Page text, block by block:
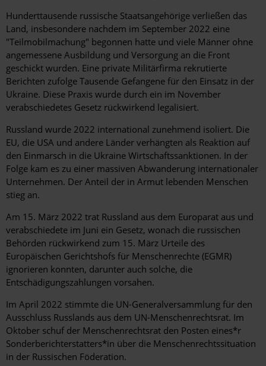
Hunderttausende russische Staatsangehörige verließen das
Land, insbesondere nachdem im September 2022 eine
"Teilmobilmachung" begonnen hatte und viele Männer ohne
angemessene Ausbildung und Versorgung an die Front
geschickt wurden. Eine private Militärfirma rekrutierte
Berichten zufolge Tausende Gefangene für den Einsatz in der
Ukraine. Diese Praxis wurde durch ein im November
verabschiedetes Gesetz rückwirkend legalisiert.
Russland wurde 2022 international zunehmend isoliert. Die
EU, die USA und andere Länder verhängten als Reaktion auf
den Einmarsch in die Ukraine Wirtschaftssanktionen. In der
Folge kam es zu einer massiven Abwanderung internationaler
Unternehmen. Der Anteil der in Armut lebenden Menschen
stieg an.
Am 15. März 2022 trat Russland aus dem Europarat aus und
verabschiedete im Juni ein Gesetz, wonach die russischen
Behörden rückwirkend zum 15. März Urteile des
Europäischen Gerichtshofs für Menschenrechte (EGMR)
ignorieren konnten, darunter auch solche, die
Entschädigungszahlungen vorsahen.
Im April 2022 stimmte die UN-Generalversammlung für den
Ausschluss Russlands aus dem UN-Menschenrechtsrat. Im
Oktober schuf der Menschenrechtsrat den Posten eines*r
Sonderberichterstatters*in über die Menschenrechtssituation
in der Russischen Föderation.